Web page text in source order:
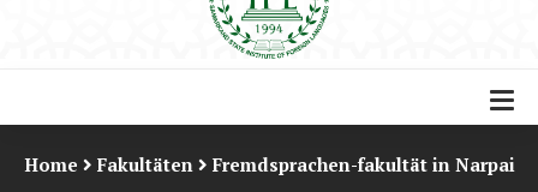
Home Fakultäten Fremdsprachen-fakultät in Narpai